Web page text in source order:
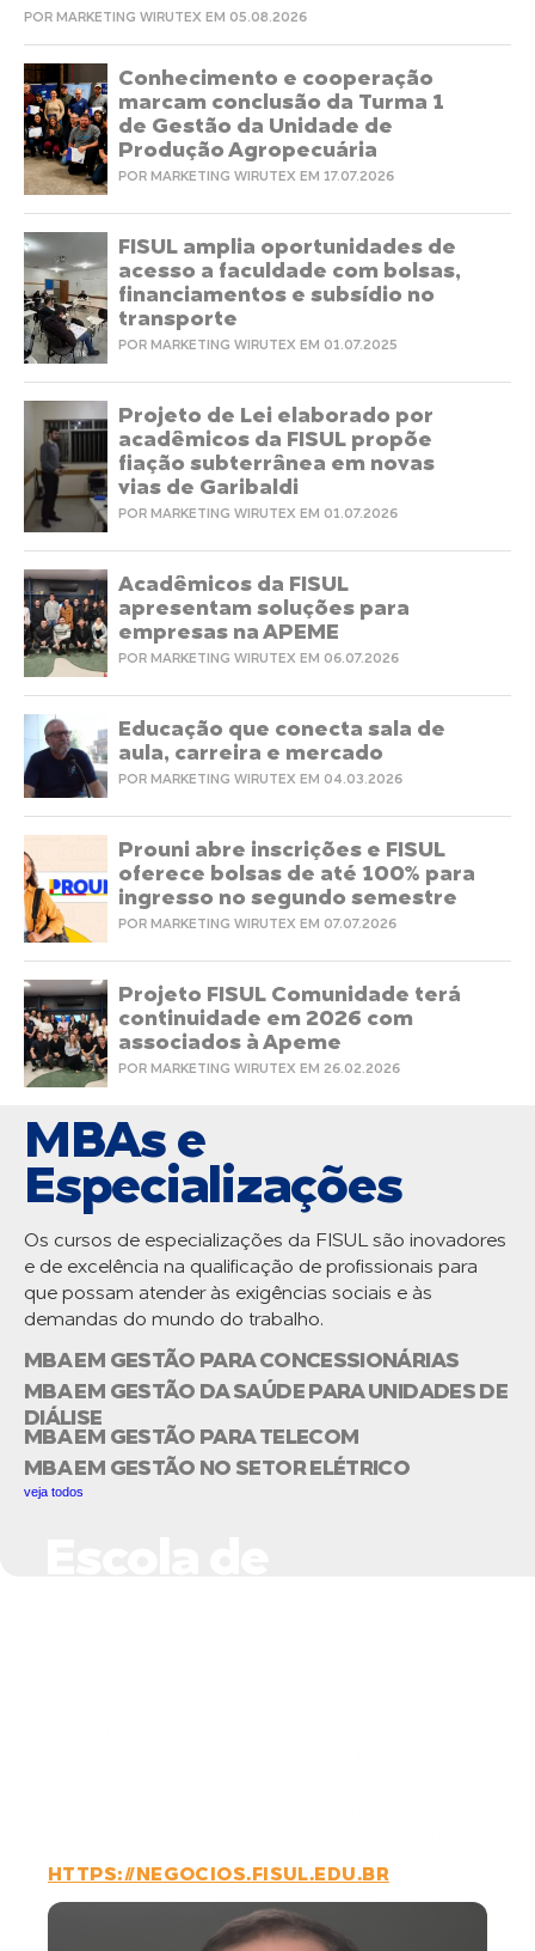
POR MARKETING WIRUTEX EM 05.08.2026
Conhecimento e cooperação
marcam conclusão da Turma 1
de Gestão da Unidade de
Produção Agropecuária
POR MARKETING WIRUTEX EM 17.07.2026
FISUL amplia oportunidades de
acesso a faculdade com bolsas,
financiamentos e subsídio no
transporte
POR MARKETING WIRUTEX EM 01.07.2025
Projeto de Lei elaborado por
acadêmicos da FISUL propõe
fiação subterrânea em novas
vias de Garibaldi
POR MARKETING WIRUTEX EM 01.07.2026
Acadêmicos da FISUL
apresentam soluções para
empresas na APEME
POR MARKETING WIRUTEX EM 06.07.2026
Educação que conecta sala de
aula, carreira e mercado
POR MARKETING WIRUTEX EM 04.03.2026
Prouni abre inscrições e FISUL
oferece bolsas de até 100% para
ingresso no segundo semestre
POR MARKETING WIRUTEX EM 07.07.2026
Projeto FISUL Comunidade terá
continuidade em 2026 com
associados à Apeme
POR MARKETING WIRUTEX EM 26.02.2026
MBAs e
Especializações
Os cursos de especializações da FISUL são inovadores
e de excelência na qualificação de profissionais para
que possam atender às exigências sociais e às
demandas do mundo do trabalho.
MBA EM GESTÃO PARA CONCESSIONÁRIAS
MBA EM GESTÃO DA SAÚDE PARA UNIDADES DE
DIÁLISE
MBA EM GESTÃO PARA TELECOM
MBA EM GESTÃO NO SETOR ELÉTRICO
veja todos
HTTPS://NEGOCIOS.FISUL.EDU.BR